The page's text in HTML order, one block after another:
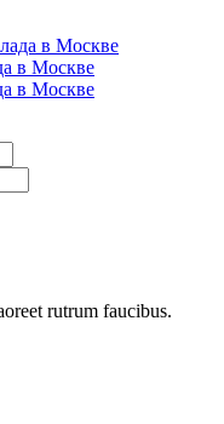
rutrum faucibus.